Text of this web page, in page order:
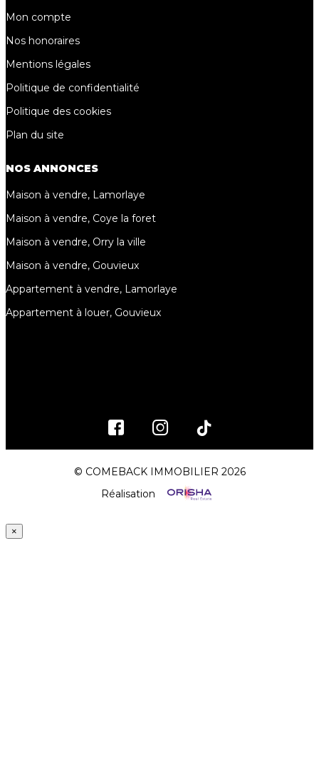
Mon compte
Nos honoraires
Mentions légales
Politique de confidentialité
Politique des cookies
Plan du site
NOS ANNONCES
Maison à vendre, Lamorlaye
Maison à vendre, Coye la foret
Maison à vendre, Orry la ville
Maison à vendre, Gouvieux
Appartement à vendre, Lamorlaye
Appartement à louer, Gouvieux
© COMEBACK IMMOBILIER 2026
Réalisation
×